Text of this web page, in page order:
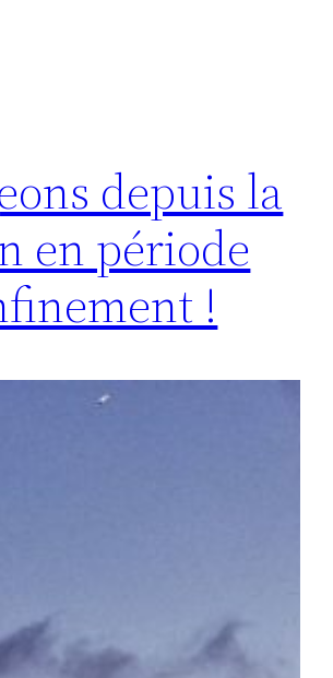
depuis la
en période
!